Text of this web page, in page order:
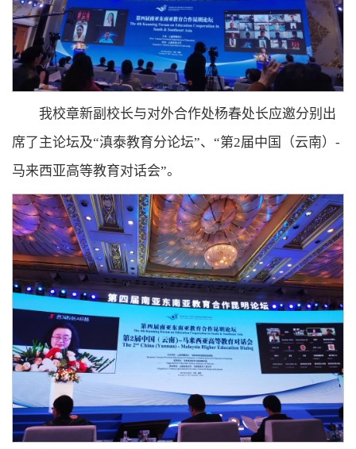
我校章新副校长与对外合作处杨春处长应邀分别出
席了主论坛及“滇泰教育分论坛”、“第2届中国（云南）-
马来西亚高等教育对话会”。